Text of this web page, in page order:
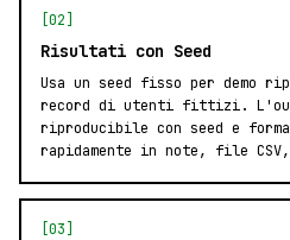
[02]
Risultati con Seed
Usa un seed fisso per demo
record di utenti fittizi.
riproducibile con seed e
rapidamente in note, file
[03]